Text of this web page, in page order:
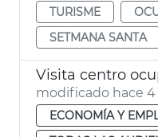
TURISME
SETMANA SANTA
Visita centro
modificado hace 4
ECONOMÍA Y